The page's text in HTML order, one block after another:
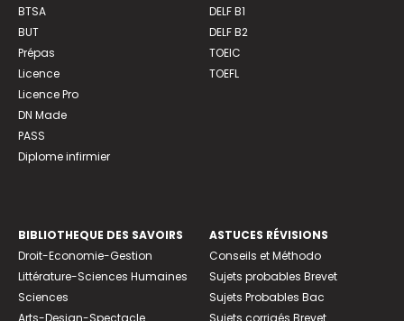
BTSA
BUT
Prépas
Licence
Licence Pro
DN Made
PASS
Diplome infirmier
DELF B1
DELF B2
TOEIC
TOEFL
BIBLIOTHEQUE DES SAVOIRS
Droit-Economie-Gestion
Littérature-Sciences Humaines
Sciences
ASTUCES RÉVISIONS
Conseils et Méthodo
Sujets probables Brevet
Sujets Probables Bac